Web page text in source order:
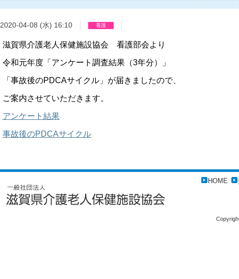
2020-04-08 (水) 16:10 看護
滋賀県介護老人保健施設協会 看護部会より
令和元年度「アンケート調査結果（3年分）」
「事故後のPDCAサイクル」が届きましたので、
ご案内させていただきます。
アンケート結果
事故後のPDCAサイクル
HOME